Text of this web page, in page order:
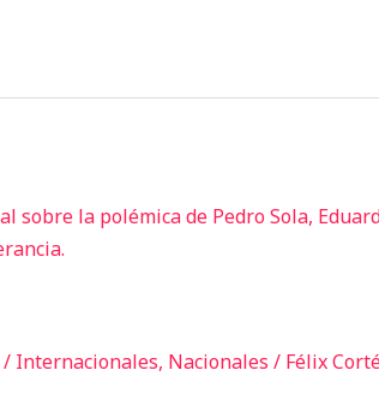
/ Internacionales, Nacionales / Félix